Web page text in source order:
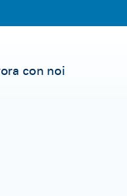
con noi